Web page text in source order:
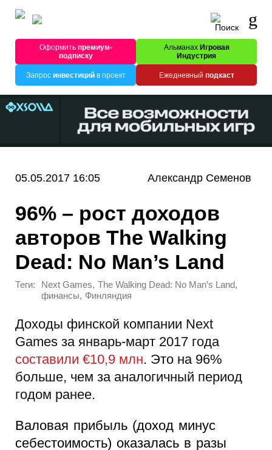
Оформитьпремиум-
подписку
Альманах Игровая
Индустрия
Запрос инвестицийв проект Ежедневный подкаст
05.05.2017 16:05 Александр Семенов
96% – рост доходов
авторов The Walking
Dead: No Man’s Land
Теги: Next Games, The Walking Dead: No Man’s Land,
финансы, Финляндия
Доходы финской компании Next
Games за январь-март 2017 года
составили €10,9 млн. Это на 96%
больше, чем за аналогичный период
годом ранее.
Валовая прибыль (доход минус
себестоимость) оказалась в разы